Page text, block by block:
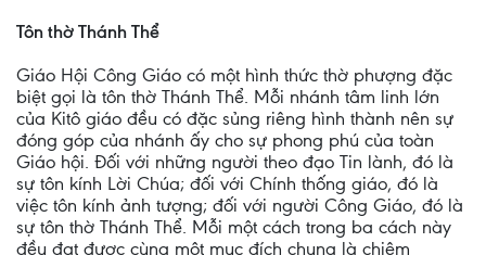
Tôn thờ Thánh Thể
Giáo Hội Công Giáo có một hình thức thờ phượng đặc
biệt gọi là tôn thờ Thánh Thể. Mỗi nhánh tâm linh lớn
của Kitô giáo đều có đặc sủng riêng hình thành nên sự
đóng góp của nhánh ấy cho sự phong phú của toàn
Giáo hội. Đối với những người theo đạo Tin lành, đó là
sự tôn kính Lời Chúa; đối với Chính thống giáo, đó là
việc tôn kính ảnh tượng; đối với người Công Giáo, đó là
sự tôn thờ Thánh Thể. Mỗi một cách trong ba cách này
đều đạt được cùng một mục đích chung là chiêm